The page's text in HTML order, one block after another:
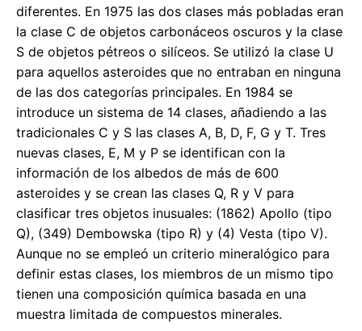
diferentes. En 1975 las dos clases más pobladas eran
la clase C de objetos carbonáceos oscuros y la clase
S de objetos pétreos o silíceos. Se utilizó la clase U
para aquellos asteroides que no entraban en ninguna
de las dos categorías principales. En 1984 se
introduce un sistema de 14 clases, añadiendo a las
tradicionales C y S las clases A, B, D, F, G y T. Tres
nuevas clases, E, M y P se identifican con la
información de los albedos de más de 600
asteroides y se crean las clases Q, R y V para
clasificar tres objetos inusuales: (1862) Apollo (tipo
Q), (349) Dembowska (tipo R) y (4) Vesta (tipo V).
Aunque no se empleó un criterio mineralógico para
definir estas clases, los miembros de un mismo tipo
tienen una composición química basada en una
muestra limitada de compuestos minerales.